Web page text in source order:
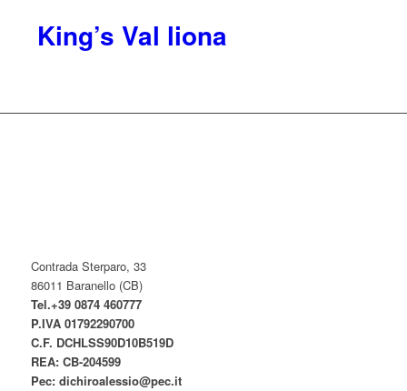
King’s Val liona
Contrada Sterparo, 33
86011 Baranello (CB)
Tel.+39 0874 460777
P.IVA 01792290700
C.F. DCHLSS90D10B519D
REA: CB-204599
Pec: dichiroalessio@pec.it